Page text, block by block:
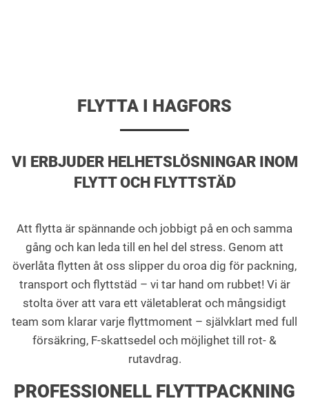
FLYTTA I HAGFORS
VI ERBJUDER HELHETSLÖSNINGAR INOM
FLYTT OCH FLYTTSTÄD
Att flytta är spännande och jobbigt på en och samma
gång och kan leda till en hel del stress. Genom att
överlåta flytten åt oss slipper du oroa dig för packning,
transport och flyttstäd – vi tar hand om rubbet! Vi är
stolta över att vara ett väletablerat och mångsidigt
team som klarar varje flyttmoment – självklart med full
försäkring, F-skattsedel och möjlighet till rot- &
rutavdrag.
PROFESSIONELL FLYTTPACKNING